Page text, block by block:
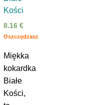
Kości
8.16€
Oszczędzasz
Miękka
kokardka
Białe
Kości,